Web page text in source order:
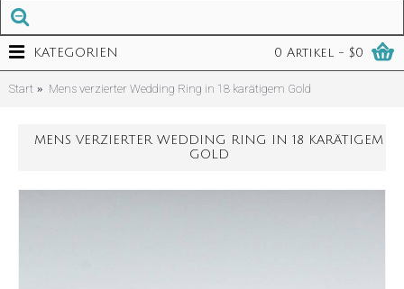
0 Artikel - $0
KATEGORIEN
Start Mens verzierter Wedding Ring in 18 karätigem Gold
MENS VERZIERTER WEDDING RING IN 18 KARÄTIGEM
GOLD